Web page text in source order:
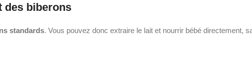
des biberons
standards. Vous pouvez donc extraire le lait et nourrir bébé directement,